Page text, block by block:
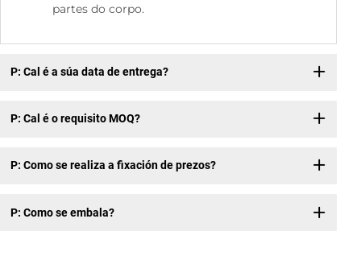
partes do corpo.
P: Cal é a súa data de entrega?
P: Cal é o requisito MOQ?
P: Como se realiza a fixación de prezos?
P: Como se embala?